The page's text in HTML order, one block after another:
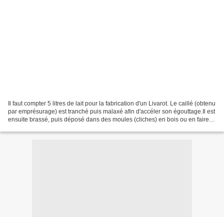
Il faut compter 5 litres de lait pour la fabrication d'un Livarot. Le caillé (obtenu
par emprésurage) est tranché puis malaxé afin d'accéler son égouttage.Il est
ensuite brassé, puis déposé dans des moules (cliches) en bois ou en faire